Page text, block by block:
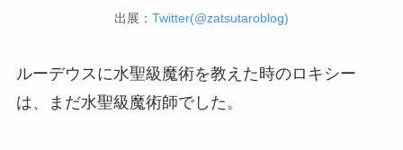
出展： Twitter(@zatsutaroblog)
ルーデウスに水聖級魔術を教えた時のロキシー
は、まだ水聖級魔術師でした。